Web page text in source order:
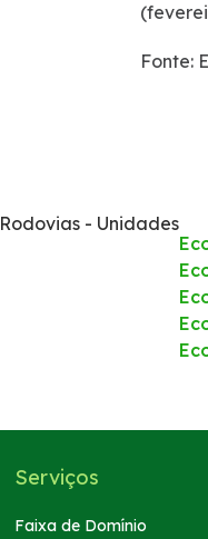
Fonte:
Serviços
Faixa de Domínio